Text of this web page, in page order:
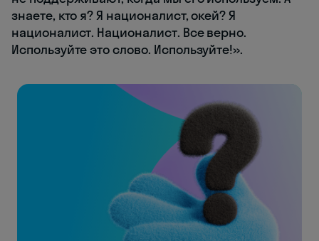
знаете, кто я? Я националист, окей? Я
националист. Националист. Все верно.
Используйте это слово. Используйте!».